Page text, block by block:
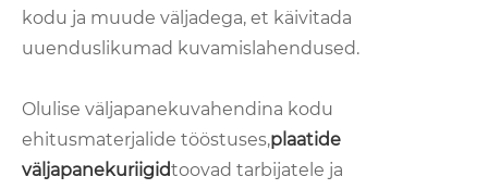
kodu ja muude väljadega, et käivitada
uuenduslikumad kuvamislahendused.
Olulise väljapanekuvahendina kodu
ehitusmaterjalide tööstuses,plaatide
väljapanekuriigidtoovad tarbijatele ja